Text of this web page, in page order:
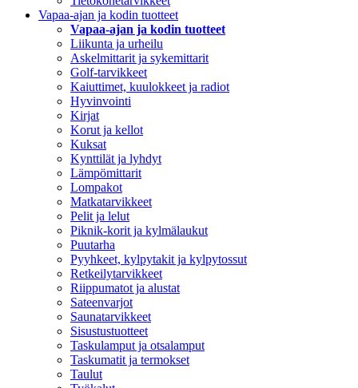
Vapaa-ajan ja kodin tuotteet
Vapaa-ajan ja kodin tuotteet
Liikunta ja urheilu
Askelmittarit ja sykemittarit
Golf-tarvikkeet
Kaiuttimet, kuulokkeet ja radiot
Hyvinvointi
Kirjat
Korut ja kellot
Kuksat
Kynttilät ja lyhdyt
Lämpömittarit
Lompakot
Matkatarvikkeet
Pelit ja lelut
Piknik-korit ja kylmälaukut
Puutarha
Pyyhkeet, kylpytakit ja kylpytossut
Retkeilytarvikkeet
Riippumatot ja alustat
Sateenvarjot
Saunatarvikkeet
Sisustustuotteet
Taskulamput ja otsalamput
Taskumatit ja termokset
Taulut